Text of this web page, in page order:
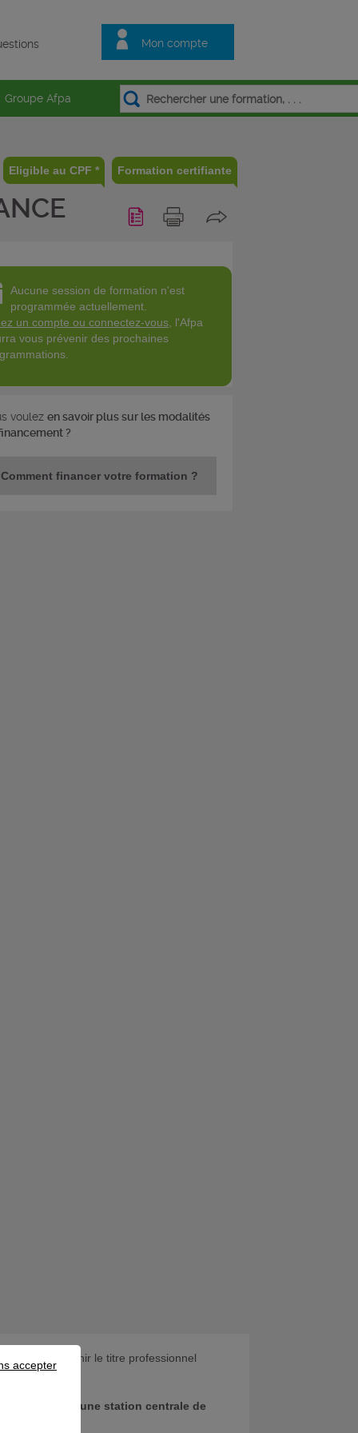
Mon compte
Groupe Afpa
Eligible au CPF * Formation certifiante
Aucune session de formation n'est
programmée actuellement.
un compte ou connectez-vous , l'Afpa
vous prévenir des prochaines
voulezen savoir plus sur les modalités
?
Comment financer votre formation ?
pour obtenir le titre professionnel
de service d'une station centrale de
accepter